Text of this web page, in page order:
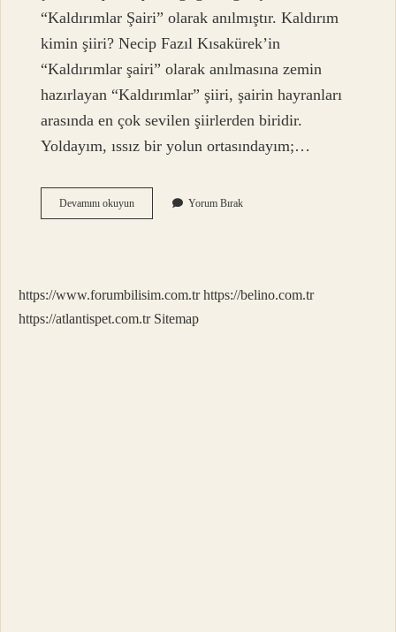
“Kaldırımlar Şairi” olarak anılmıştır. Kaldırım
kimin şiiri? Necip Fazıl Kısakürek’in
“Kaldırımlar şairi” olarak anılmasına zemin
hazırlayan “Kaldırımlar” şiiri, şairin hayranları
arasında en çok sevilen şiirlerden biridir.
Yoldayım, ıssız bir yolun ortasındayım;…
Devamını okuyunKaldırımlar
Kime
Yorum Bırak
https://www.forumbilisim.com.tr https://belino.com.tr
https://atlantispet.com.tr Sitemap